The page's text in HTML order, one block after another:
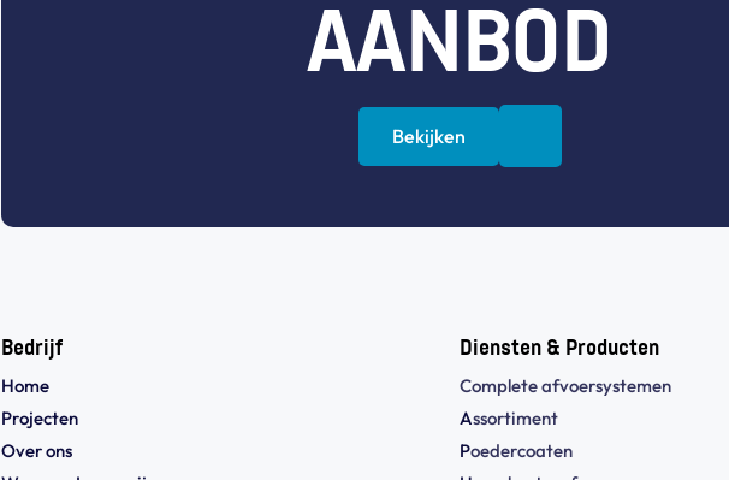
AANBOD
Bekijken
Bedrijf
Home
Projecten
Over ons
Diensten & Producten
Complete afvoersystemen
Assortiment
Poedercoaten